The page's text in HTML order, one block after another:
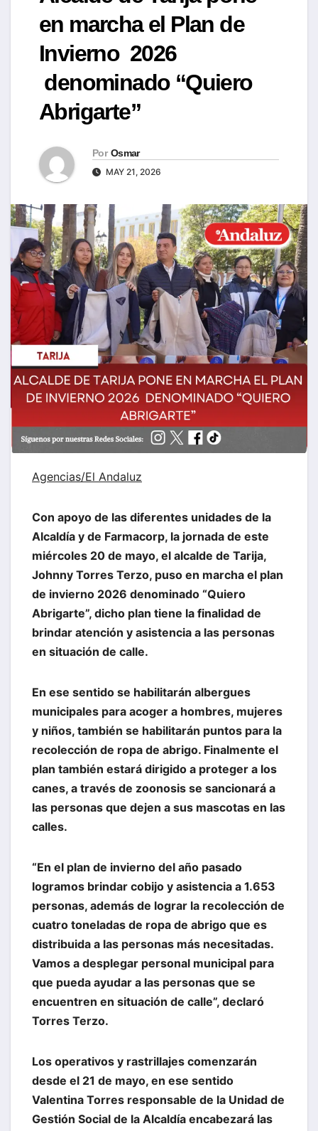
en marcha el Plan de
Invierno 2026
denominado “Quiero
Abrigarte”
Por Osmar
MAY 21, 2026
Agencias/El Andaluz
Con apoyo de las diferentes unidades de la
Alcaldía y de Farmacorp, la jornada de este
miércoles 20 de mayo, el alcalde de Tarija,
Johnny Torres Terzo, puso en marcha el plan
de invierno 2026 denominado “Quiero
Abrigarte”, dicho plan tiene la finalidad de
brindar atención y asistencia a las personas
en situación de calle.
En ese sentido se habilitarán albergues
municipales para acoger a hombres, mujeres
y niños, también se habilitarán puntos para la
recolección de ropa de abrigo. Finalmente el
plan también estará dirigido a proteger a los
canes, a través de zoonosis se sancionará a
las personas que dejen a sus mascotas en las
calles.
“En el plan de invierno del año pasado
logramos brindar cobijo y asistencia a 1.653
personas, además de lograr la recolección de
cuatro toneladas de ropa de abrigo que es
distribuida a las personas más necesitadas.
Vamos a desplegar personal municipal para
que pueda ayudar a las personas que se
encuentren en situación de calle”, declaró
Torres Terzo.
Los operativos y rastrillajes comenzarán
desde el 21 de mayo, en ese sentido
Valentina Torres responsable de la Unidad de
Gestión Social de la Alcaldía encabezará las